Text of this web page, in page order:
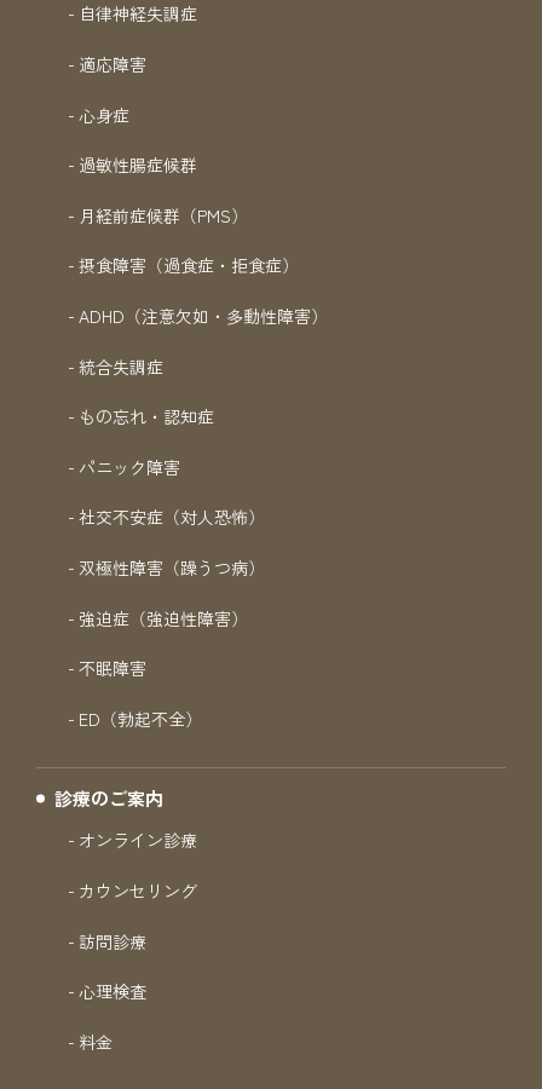
自律神経失調症
適応障害
心身症
過敏性腸症候群
月経前症候群（PMS）
摂食障害（過食症・拒食症）
ADHD（注意欠如・多動性障害）
統合失調症
もの忘れ・認知症
パニック障害
社交不安症（対人恐怖）
双極性障害（躁うつ病）
強迫症（強迫性障害）
不眠障害
ED（勃起不全）
診療のご案内
オンライン診療
カウンセリング
訪問診療
心理検査
料金